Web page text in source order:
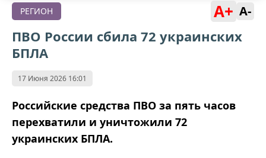
РЕГИОН A+ A-
ПВО России сбила 72 украинских
БПЛА
17 Июня 2026 16:01
Российские средства ПВО за пять часов
перехватили и уничтожили 72
украинских БПЛА.